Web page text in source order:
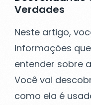
Verdades
Neste artigo,
informações
entender sobre
Você vai
como ela é